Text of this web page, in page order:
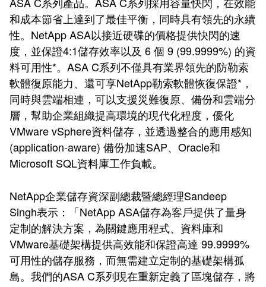
和成本節省上達到了最佳平衡，同時具有領先的永續
性。NetApp ASA以接近硬碟的價格提供快閃的速
度，並保證4:1儲存效率以及 6 個 9 (99.9999%) 的資
料可用性*。ASA C系列不僅具有業界領先的防勒索
軟體復原能力、還可享NetApp勒索軟體恢復保證*，
同時與雲端相連，可以支援災難復原、備份和雲端分
層，幫助企業組織提高環境的現代化程度，優化
VMware vSphere資料儲存，並透過整合的應用感知
(application-aware) 備份加速SAP、Oracle和
Microsoft SQL資料庫工作負載。
NetApp企業儲存資深副總裁暨總經理Sandeep
Singh表示：「NetApp ASA儲存為客戶提供了量身
定制的解決方案，為關鍵應用程式、資料庫和
VMware基礎架構提供高效能和保證高達 99.9999%
可用性的儲存服務，而無需建立定制的基礎架構孤
島。我們的ASA C系列現在重新定義了區塊儲存，將